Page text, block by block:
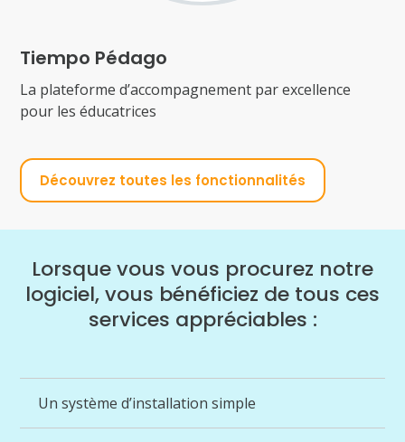
Tiempo Pédago
La plateforme d’accompagnement par excellence
pour les éducatrices
Découvrez toutes les fonctionnalités
Lorsque vous vous procurez notre
logiciel, vous bénéficiez de tous ces
services appréciables :
Un système d’installation simple